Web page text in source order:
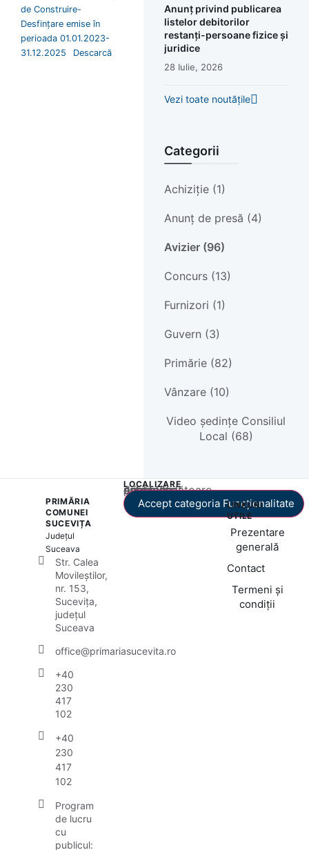
de Construire-
Desfințare emise în
perioada 01.01.2023-
31.12.2025
Descarcă
Anunț privind publicarea
listelor debitorilor
restanți-persoane fizice și
juridice
28 Iulie, 2026
Vezi toate noutățile
Categorii
Achiziție (1)
Anunț de presă (4)
Avizier (96)
Concurs (13)
Furnizori (1)
Guvern (3)
Primărie (82)
Vânzare (10)
Video ședințe Consiliul
Local (68)
PRIMĂRIA
COMUNEI
SUCEVIȚA
Județul
Suceava
Str. Calea
Movileștilor,
nr. 153,
Sucevița,
județul
Suceava
office@primariasucevita.ro
+40
230
417
102
+40
230
417
102
Program
de lucru
cu
publicul:
LOCALIZARE
Acest conținut este blocat până când acceptați categoria corespunzătoare de cookie-uri.
Accept categoria Funcționalitate
LINKURI
UTILE
Prezentare
generală
Contact
Termeni și
condiții